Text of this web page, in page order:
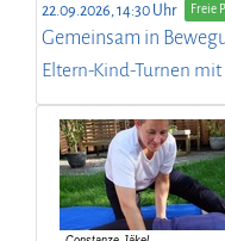
22.09.2026, 14:30 Uhr Freie
Gemeinsam in
Eltern-Kind-Turnen mit